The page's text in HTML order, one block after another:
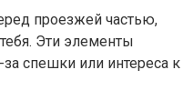
проезжей частью,
Эти элементы
спешки или интереса к